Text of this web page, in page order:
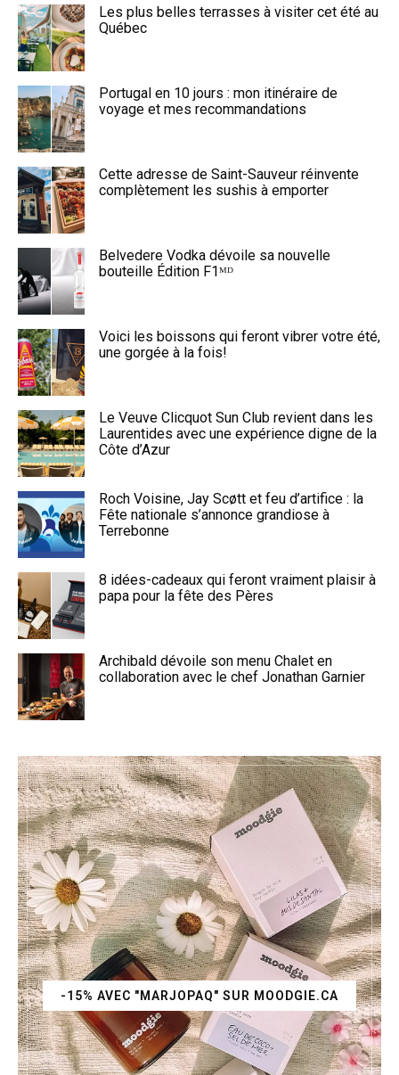
Les plus belles terrasses à visiter cet été au
Québec
Portugal en 10 jours : mon itinéraire de
voyage et mes recommandations
Cette adresse de Saint-Sauveur réinvente
complètement les sushis à emporter
Belvedere Vodka dévoile sa nouvelle
bouteille Édition F1ᴹᴰ
Voici les boissons qui feront vibrer votre été,
une gorgée à la fois!
Le Veuve Clicquot Sun Club revient dans les
Laurentides avec une expérience digne de la
Côte d’Azur
Roch Voisine, Jay Scøtt et feu d’artifice : la
Fête nationale s’annonce grandiose à
Terrebonne
8 idées-cadeaux qui feront vraiment plaisir à
papa pour la fête des Pères
Archibald dévoile son menu Chalet en
collaboration avec le chef Jonathan Garnier
-15% AVEC "MARJOPAQ" SUR MOODGIE.CA